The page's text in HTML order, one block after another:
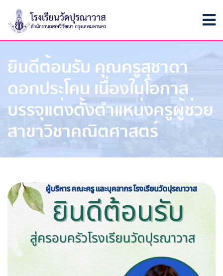
ยินดีต้อนรับ คุณครูสุชาดา
ดอกประโคน เนื่องในโอกาส
บรรจุแต่งตั้งตำแหน่งครูผู้ช่วย
สาขาวิชาคณิตศาสตร์